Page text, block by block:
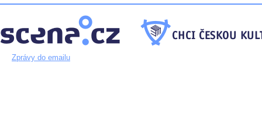
Zprávy do emailu